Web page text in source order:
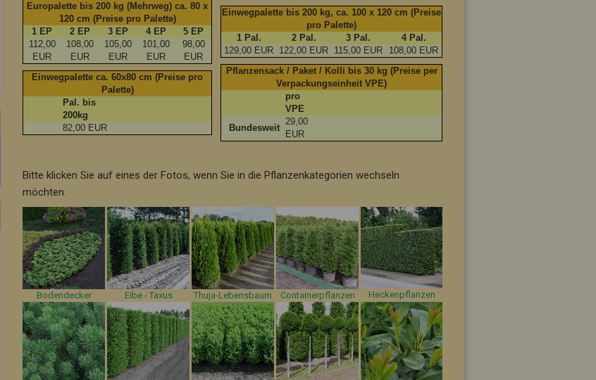
Europalette bis 200 kg (Mehrweg) ca. 80 x
120 cm (Preise pro Palette)
1 EP
2 EP 3 EP 4 EP
5 EP
112,00
EUR
108,00
EUR
105,00
EUR
101,00
EUR
98,00
EUR
Einwegpalette bis 200 kg, ca. 100 x 120 cm (Preise
pro Palette)
1 Pal.
2 Pal. 3 Pal.
4 Pal.
129,00 EUR 122,00 EUR 115,00 EUR 108,00 EUR
Einwegpalette ca. 60x80 cm (Preise pro
Palette)
Pal. bis
200kg
82,00 EUR
Pflanzensack / Paket / Kolli bis 30 kg (Preise per
Verpackungseinheit VPE)
pro
VPE
Bundesweit
29,00
EUR
Bitte klicken Sie auf eines der Fotos, wenn Sie in die Pflanzenkategorien wechseln
möchten.
Bodendecker Eibe - Taxus Thuja-Lebensbaum Containerpflanzen Heckenpflanzen